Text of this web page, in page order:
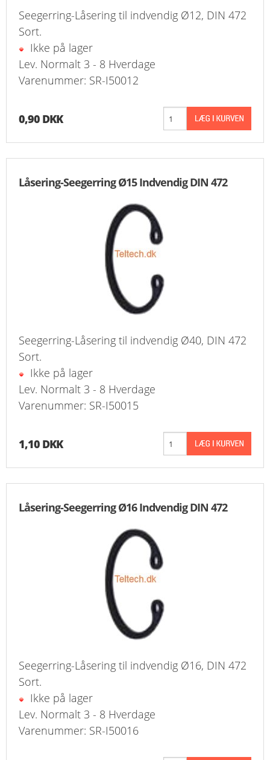
BESPÆNDING, GUMMIDELE M.M.
BEARBEJDNING, MONTAGE & HAVEARBEJDE
MATERIEL HÅNDTERING
KURV
BESTIL
NYHEDER
KUNDECENTER
FAVORIT
B2BLOGIN
LOG UD
Seegerring-Låsering til indvendig Ø12, DIN 472
Sort.
Ikke på lager
Lev. Normalt 3 - 8 Hverdage
Varenummer: SR-I50012
0,90 DKK
Låsering-Seegerring Ø15 Indvendig DIN 472
Seegerring-Låsering til indvendig Ø40, DIN 472
Sort.
Ikke på lager
Lev. Normalt 3 - 8 Hverdage
Varenummer: SR-I50015
1,10 DKK
Låsering-Seegerring Ø16 Indvendig DIN 472
Seegerring-Låsering til indvendig Ø16, DIN 472
Sort.
Ikke på lager
Lev. Normalt 3 - 8 Hverdage
Varenummer: SR-I50016